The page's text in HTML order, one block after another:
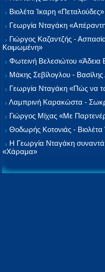
Βιολέτα Ίκαρη «Πεταλούδες»
Γεωργία Νταγάκη
Γιώργος Καζαντζής -
Κοιμωμένη»
Φωτεινή Βελεσιώτου «Άδεια
Μάκης Σεβίλογλου -
Γεωργία Νταγάκη «Πώς να
Λαμπρινή Καρακώστα -
Γιώργος Μίχας «Με
Θοδωρής Κοτονιάς -
Η Γεωργία Νταγάκη
«Χάραμα»